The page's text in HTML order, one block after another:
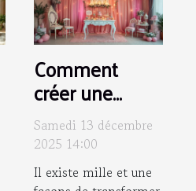
Comment
créer une
soirée à thème
inspirée par un
conte de fées
Samedi 13 décembre
2025 14:00
Il existe mille et une